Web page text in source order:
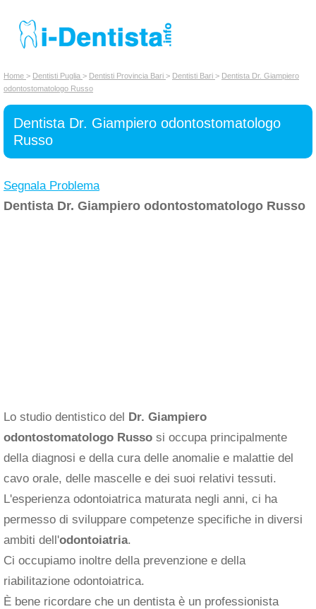
INSERISCI DENTISTA
Chi siamo
Home > Dentisti Puglia > Dentisti Provincia Bari > Dentisti Bari > Dentista Dr. Giampiero
odontostomatologo Russo
Dentista Dr. Giampiero odontostomatologo
Russo
Segnala Problema
Dentista Dr. Giampiero odontostomatologo Russo
Lo studio dentistico del Dr. Giampiero
odontostomatologo Russo si occupa principalmente
della diagnosi e della cura delle anomalie e malattie del
cavo orale, delle mascelle e dei suoi relativi tessuti.
L'esperienza odontoiatrica maturata negli anni, ci ha
permesso di sviluppare competenze specifiche in diversi
ambiti dell'odontoiatria.
Ci occupiamo inoltre della prevenzione e della
riabilitazione odontoiatrica.
È bene ricordare che un dentista è un professionista